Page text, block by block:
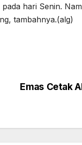
hari Senin.
tambahnya.(alg)
Emas Cetak